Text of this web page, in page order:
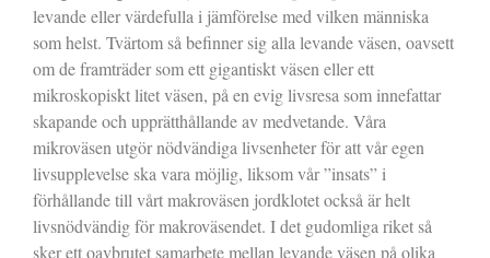
levande eller värdefulla i jämförelse med vilken människa
som helst. Tvärtom så befinner sig alla levande väsen, oavsett
om de framträder som ett gigantiskt väsen eller ett
mikroskopiskt litet väsen, på en evig livsresa som innefattar
skapande och upprätthållande av medvetande. Våra
mikroväsen utgör nödvändiga livsenheter för att vår egen
livsupplevelse ska vara möjlig, liksom vår ”insats” i
förhållande till vårt makroväsen jordklotet också är helt
livsnödvändig för makroväsendet. I det gudomliga riket så
sker ett oavbrutet samarbete mellan levande väsen på olika